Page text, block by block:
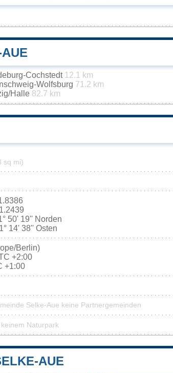
Cochstedt 12.1 km
Wolfsburg 71.2 km
Halle 82.7 km
sq mi)
50' 19'' Norden
14' 38'' Osten
Berlin)
+2:00
+1:00
Selke-Aue keine Partnergemeinden
Naturpark
AUE